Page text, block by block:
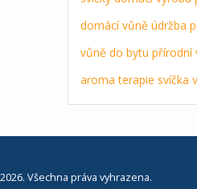
domácí vůně údržba
vůně do bytu přírodní
aroma terapie svíčka
Všechna práva vyhrazena.